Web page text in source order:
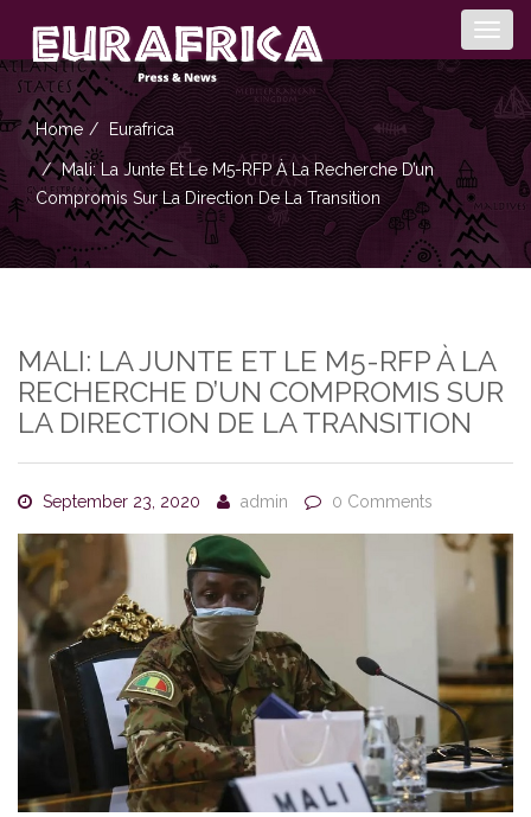
Home Eurafrica
Mali: La Junte Et Le M5-RFP À La Recherche D’un
Compromis Sur La Direction De La Transition
MALI: LA JUNTE ET LE M5-RFP À LA
RECHERCHE D’UN COMPROMIS SUR
LA DIRECTION DE LA TRANSITION
September 23, 2020 admin 0 Comments